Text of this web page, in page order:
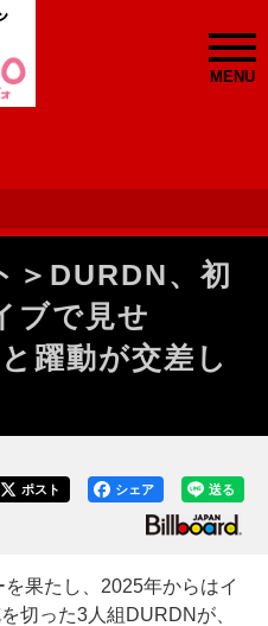
MENU
＞DURDN、初
ブで見せ
躍動が交差し
送る
シェア
ポスト
果たし、2025年からはイ
切った3人組DURDNが、